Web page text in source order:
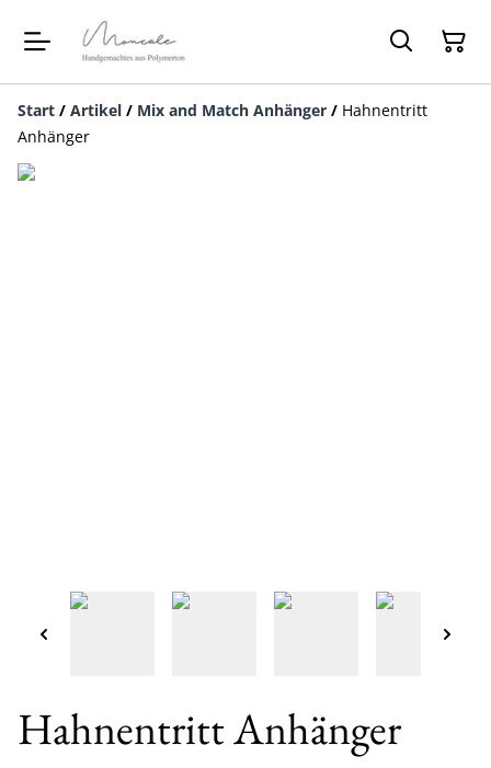
Start / Artikel / Mix and Match Anhänger / Hahnentritt
Anhänger
Hahnentritt Anhänger